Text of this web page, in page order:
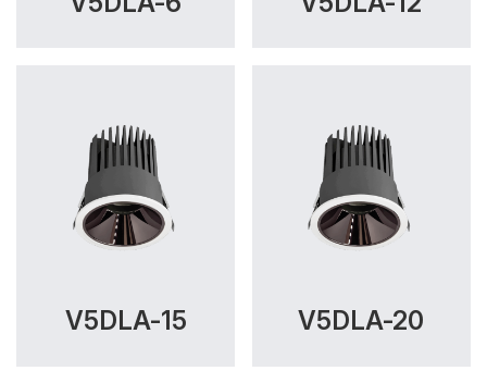
V5DLA-15 V5DLA-20